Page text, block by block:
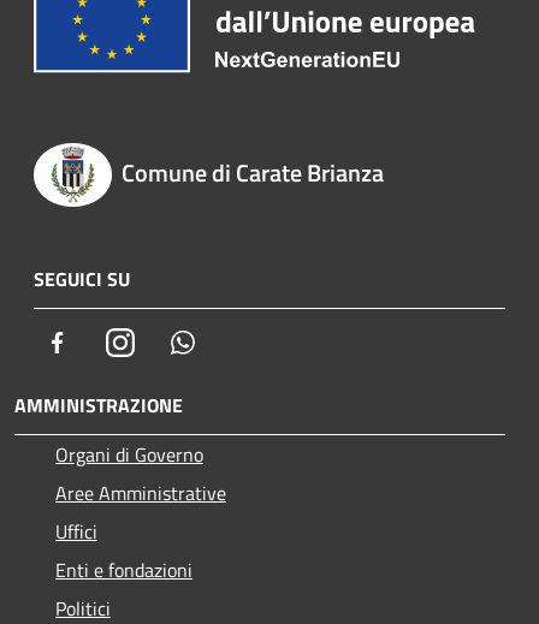
Comune di Carate Brianza
SEGUICI SU
FacebookInstagram
AMMINISTRAZIONE
Organi di Governo
Aree Amministrative
Uffici
Enti e fondazioni
Politici